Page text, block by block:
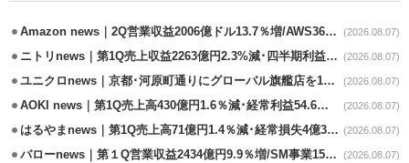
Amazon news｜2Q営業収益2006億ドル13.7％増/AWS36.8％％増が貢献 (2026.08.07)
ニトリnews｜第1Q売上収益2263億円2.3%減･四半期利益1.4％減 (2026.08.07)
ユニクロnews｜京都･河原町通りにグローバル旗艦店を11/6開設 (2026.08.07)
AOKI news｜第1Q売上高430億円1.6％減･経常利益54.6％減 (2026.08.07)
はるやまnews｜第1Q売上高71億円1.4％減･経常損失4億3800万円 (2026.08.07)
バローnews｜第１Q営業収益2434億円9.9％増/SM事業15.5％増と絶好調 (2026.08.07)